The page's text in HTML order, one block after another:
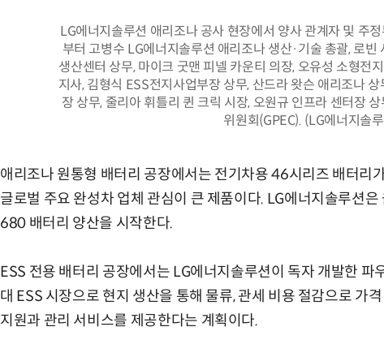
LG에너지솔루션 애리조나 공사 현장에서 양사 관계자 및 주
부터 고병수 LG에너지솔루션 애리조나 생산·기술 총괄, 로
생산센터 상무, 마이크 굿맨 피넬 카운티 의장, 오유성 소형전
지사, 김형식 ESS전지사업부장 상무, 산드라 왓슨 애리조나
장 상무, 줄리아 휘틀리 퀸 크릭 시장, 오원규 인프라 센터장
위원회(GPEC). (LG에너지솔
애리조나 원통형 배터리 공장에서는 전기차용 46시리즈 배터리
글로벌 주요 완성차 업체 관심이 큰 제품이다. LG에너지솔루션
680 배터리 양산을 시작한다.
ESS 전용 배터리 공장에서는 LG에너지솔루션이 독자 개발한 파
대 ESS 시장으로 현지 생산을 통해 물류, 관세 비용 절감으로 가
지원과 관리 서비스를 제공한다는 계획이다.